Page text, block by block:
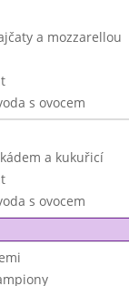
a mozzarellou
s ovocem
a kukuřicí
s ovocem